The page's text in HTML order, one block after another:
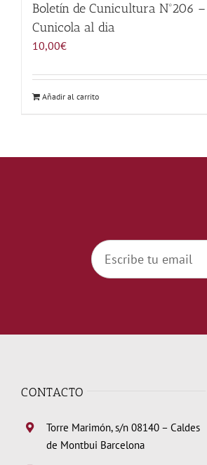
Boletín de Cunicultura Nº206
Cunicola al dia
10,00€
Añadir al carrito
CONTACTO
Torre Marimón, s/n 08140 – Caldes
de Montbui Barcelona